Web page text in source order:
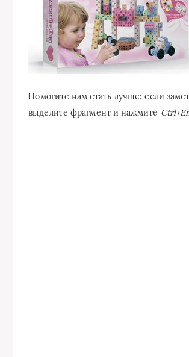
Помогите нам стать лучше: если
выделите фрагмент и нажмите